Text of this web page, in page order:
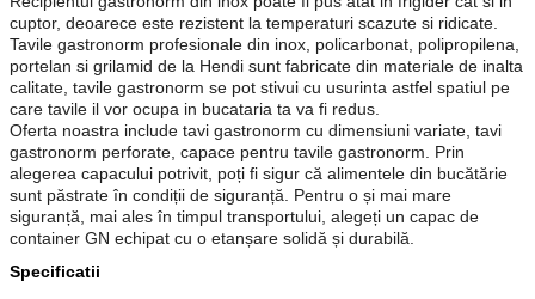
cuptor, deoarece este rezistent la temperaturi scazute si ridicate.
Tavile gastronorm profesionale din inox, policarbonat, polipropilena,
portelan si grilamid de la Hendi sunt fabricate din materiale de inalta
calitate, tavile gastronorm se pot stivui cu usurinta astfel spatiul pe
care tavile il vor ocupa in bucataria ta va fi redus.
Oferta noastra include tavi gastronorm cu dimensiuni variate, tavi
gastronorm perforate, capace pentru tavile gastronorm. Prin
alegerea capacului potrivit, poți fi sigur că alimentele din bucătărie
sunt păstrate în condiții de siguranță. Pentru o și mai mare
siguranță, mai ales în timpul transportului, alegeți un capac de
container GN echipat cu o etanșare solidă și durabilă.
Specificatii